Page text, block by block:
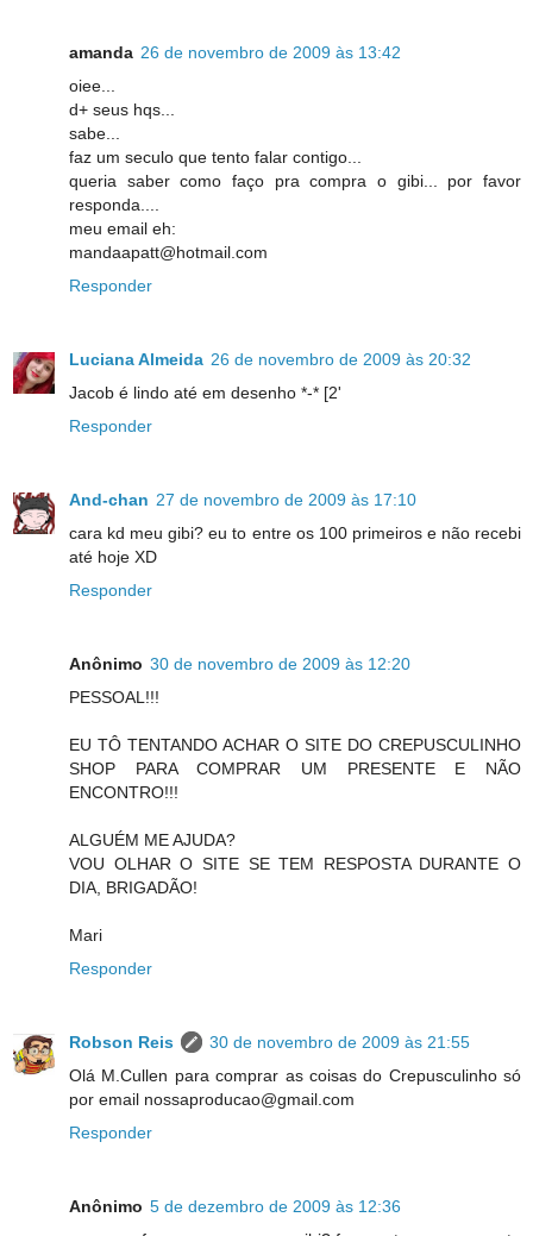
amanda 26 de novembro de 2009 às 13:42
oiee...
d+ seus hqs...
sabe...
faz um seculo que tento falar contigo...
queria saber como faço pra compra o gibi... por favor
responda....
meu email eh:
mandaapatt@hotmail.com
Responder
Luciana Almeida 26 de novembro de 2009 às 20:32
Jacob é lindo até em desenho *-* [2'
Responder
And-chan 27 de novembro de 2009 às 17:10
cara kd meu gibi? eu to entre os 100 primeiros e não recebi
até hoje XD
Responder
Anônimo 30 de novembro de 2009 às 12:20
PESSOAL!!!
EU TÔ TENTANDO ACHAR O SITE DO CREPUSCULINHO
SHOP PARA COMPRAR UM PRESENTE E NÃO
ENCONTRO!!!
ALGUÉM ME AJUDA?
VOU OLHAR O SITE SE TEM RESPOSTA DURANTE O
DIA, BRIGADÃO!
Mari
Responder
Robson Reis
30 de novembro de 2009 às 21:55
Olá M.Cullen para comprar as coisas do Crepusculinho só
por email nossaproducao@gmail.com
Responder
Anônimo 5 de dezembro de 2009 às 12:36